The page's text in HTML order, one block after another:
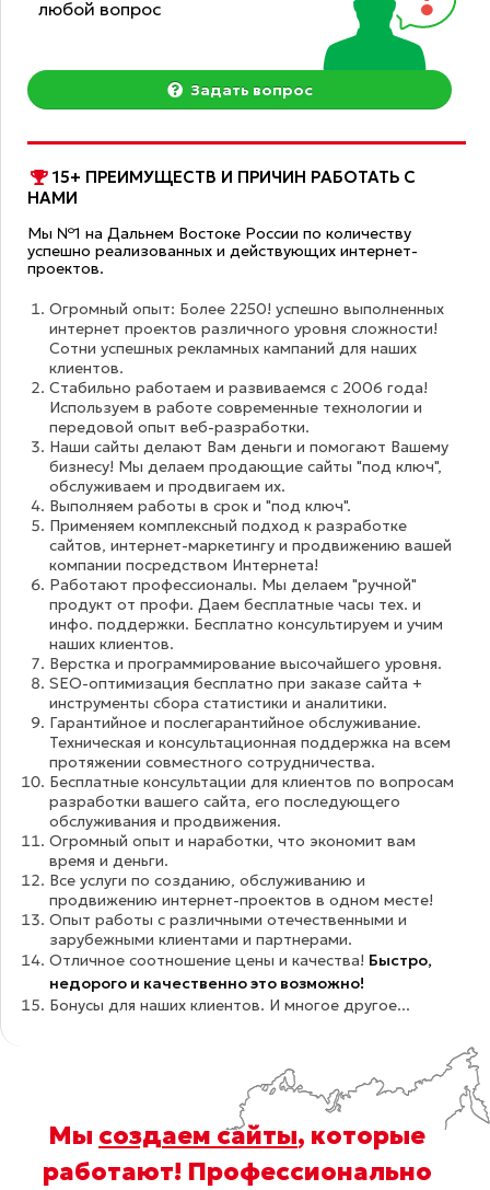
любой вопрос
Задать вопрос
15+ ПРЕИМУЩЕСТВ И ПРИЧИН РАБОТАТЬ С
НАМИ
Мы №1 на Дальнем Востоке России по количеству
успешно реализованных и действующих интернет-
проектов.
Огромный опыт: Более 2250! успешно выполненных
интернет проектов различного уровня сложности!
Сотни успешных рекламных кампаний для наших
клиентов.
Стабильно работаем и развиваемся с 2006 года!
Используем в работе современные технологии и
передовой опыт веб-разработки.
Наши сайты делают Вам деньги и помогают Вашему
бизнесу! Мы делаем продающие сайты "под ключ",
обслуживаем и продвигаем их.
Выполняем работы в срок и "под ключ".
Применяем комплексный подход к разработке
сайтов, интернет-маркетингу и продвижению вашей
компании посредством Интернета!
Работают профессионалы. Мы делаем "ручной"
продукт от профи. Даем бесплатные часы тех. и
инфо. поддержки. Бесплатно консультируем и учим
наших клиентов.
Верстка и программирование высочайшего уровня.
SEO-оптимизация бесплатно при заказе сайта +
инструменты сбора статистики и аналитики.
Гарантийное и послегарантийное обслуживание.
Техническая и консультационная поддержка на всем
протяжении совместного сотрудничества.
Бесплатные консультации для клиентов по вопросам
разработки вашего сайта, его последующего
обслуживания и продвижения.
Огромный опыт и наработки, что экономит вам
время и деньги.
Все услуги по созданию, обслуживанию и
продвижению интернет-проектов в одном месте!
Опыт работы с различными отечественными и
зарубежными клиентами и партнерами.
Отличное соотношение цены и качества! Быстро,
недорого и качественно это возможно!
Бонусы для наших клиентов. И многое другое...
Мы создаем сайты, которые
работают! Профессионально